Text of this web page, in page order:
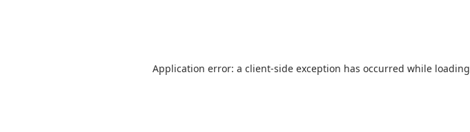
Application error: a client-side exception has occurred while loading